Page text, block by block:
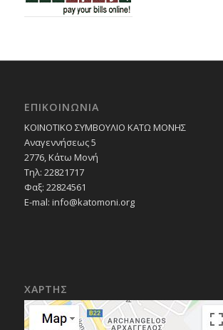
ΕΠΙΚΟΙΝΩΝΙΑ
ΚΟΙΝΟΤΙΚΟ ΣΥΜΒΟΥΛΙΟ ΚΑΤΩ ΜΟΝΗΣ
Αναγεννήσεως 5
2776, Κάτω Μονή
Τηλ: 22821717
Φαξ: 22824561
E-mal: info@katomoni.org
ΧΑΡΤΗΣ